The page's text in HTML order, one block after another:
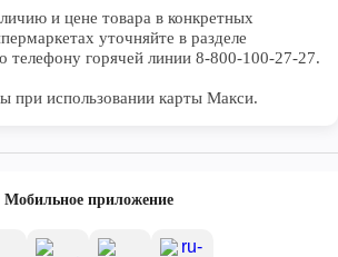
и цене товара в конкретных
уточняйте в разделе
телефону горячей линии 8-800-100-27-27.
при использовании карты Макси.
Мобильное приложение